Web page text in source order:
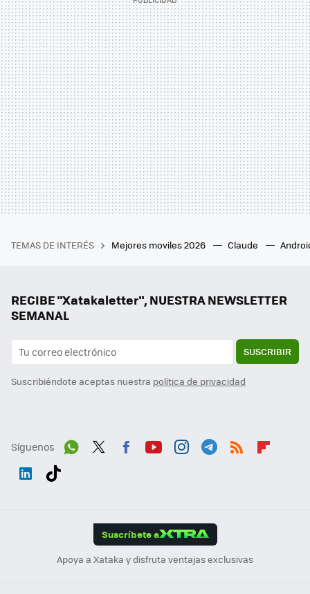
TEMAS DE INTERÉS Mejores moviles 2026 Claude
RECIBE "Xatakaletter", NUESTRA NEWSLETTER
SEMANAL
SUSCRIBIR
Suscribiéndote aceptas nuestra política de privacidad
Síguenos
Suscríbete a
Apoya a Xataka y disfruta ventajas exclusivas